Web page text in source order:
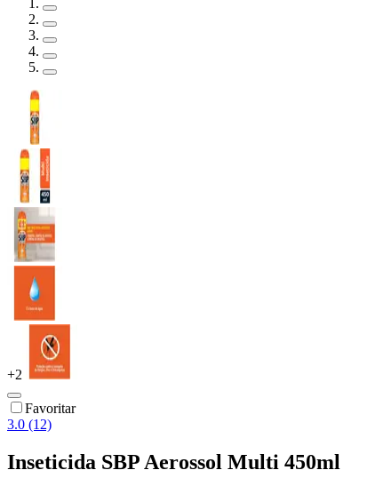
+2
Favoritar
3.0 (12)
Inseticida SBP Aerossol Multi 450ml